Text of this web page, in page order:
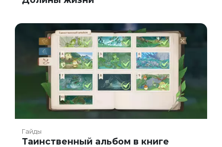
Гайды
Таинственный альбом в книге